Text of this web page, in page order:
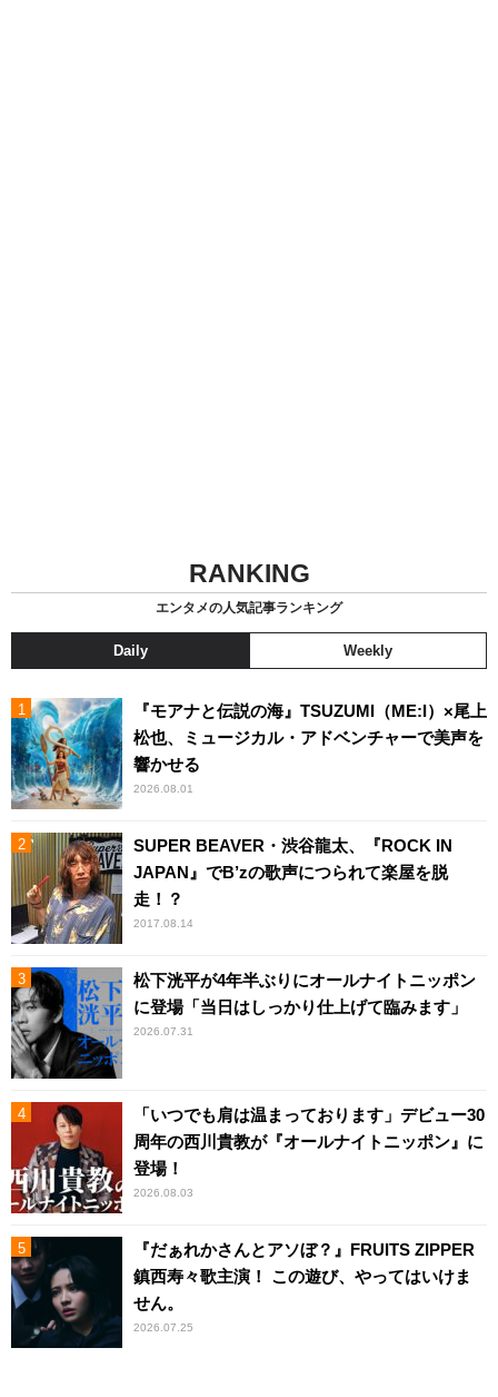
RANKING
エンタメの人気記事ランキング
Daily Weekly
『モアナと伝説の海』TSUZUMI（ME:I）×尾上
松也、ミュージカル・アドベンチャーで美声を
響かせる
2026.08.01
SUPER BEAVER・渋谷龍太、『ROCK IN
JAPAN』でB’zの歌声につられて楽屋を脱
走！？
2017.08.14
松下洸平が4年半ぶりにオールナイトニッポン
に登場「当日はしっかり仕上げて臨みます」
2026.07.31
「いつでも肩は温まっております」デビュー30
周年の西川貴教が『オールナイトニッポン』に
登場！
2026.08.03
『だぁれかさんとアソぼ？』FRUITS ZIPPER
鎮西寿々歌主演！ この遊び、やってはいけま
せん。
2026.07.25